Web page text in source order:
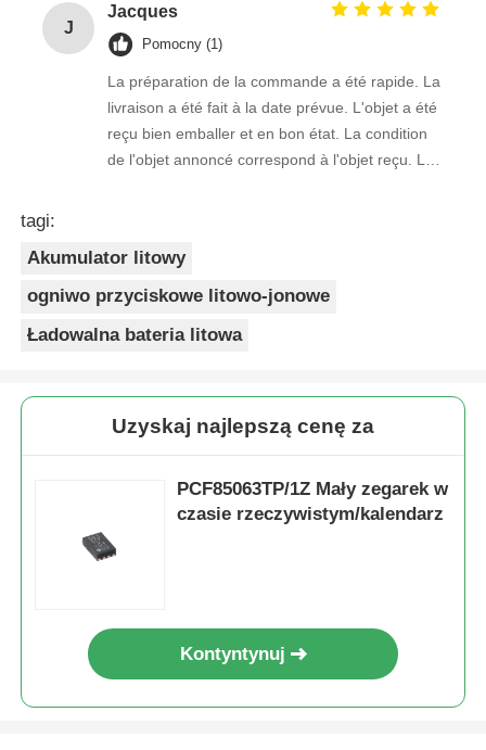
J
Jacques
Pomocny (1)
La préparation de la commande a été rapide. La
livraison a été fait à la date prévue. L'objet a été
reçu bien emballer et en bon état. La condition
de l'objet annoncé correspond à l'objet reçu. Le
tagi:
Akumulator litowy
ogniwo przyciskowe litowo-jonowe
Ładowalna bateria litowa
Uzyskaj najlepszą cenę za
PCF85063TP/1Z Mały zegarek w
czasie rzeczywistym/kalendarz
Kontyntynuj